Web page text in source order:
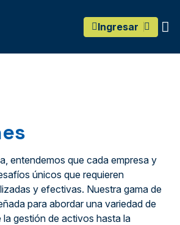
Ingresar
entendemos que cada empresa y
únicos que requieren
y efectivas. Nuestra gama de
para abordar una variedad de
la gestión de activos hasta la